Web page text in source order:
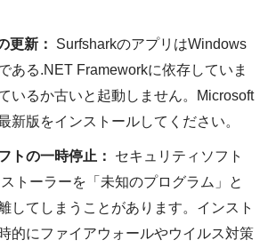
更新：
SurfsharkのアプリはWindows
ある.NET Frameworkに依存していま
いるか古いと起動しません。Microsoft
新版をインストールしてください。
トの一時停止：
セキュリティソフト
トーラーを「未知のプログラム」と
してしまうことがあります。インスト
的にファイアウォールやウイルス対策